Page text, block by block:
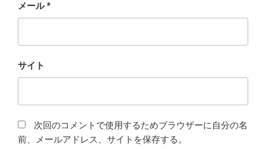
メール*
サイト
次回のコメントで使用するためブラウザーに自分の名
前、メールアドレス、サイトを保存する。